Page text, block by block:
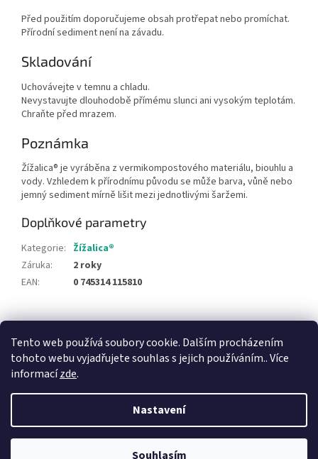
Tento web používá soubory cookie. Dalším procházením
tohoto webu vyjadřujete souhlas s jejich používáním.. Více
informacízde.
Nastavení
Souhlasím
Před použitím doporučujeme obsah protřepat nebo promíchat.
Přírodní sediment není na závadu.
Skladování
Uchovávejte v temnu a chladu.
Nevystavujte dlouhodobě přímému slunci ani vysokým teplotám.
Chraňte před mrazem.
Poznámka
Žížalica® je vyráběna z vermikompostového materiálu, biouhlu a
vody. Vzhledem k přírodnímu původu se může barva, vůně nebo
jemný sediment mírně lišit mezi jednotlivými šaržemi.
Doplňkové parametry
Kategorie: Žížalica®
Záruka:
2 roky
EAN: 0 745314 115810
Z
Vytvořil Shoptet